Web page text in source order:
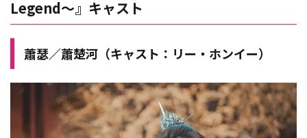
Legend～』キャスト
蕭瑟／蕭楚河（キャスト：リー・ホンイー）